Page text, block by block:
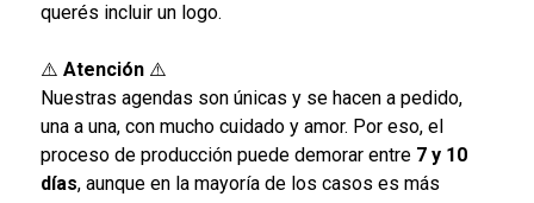
querés incluir un logo.
⚠️ Atención⚠️
Nuestras agendas son únicas y se hacen a pedido,
una a una, con mucho cuidado y amor. Por eso, el
proceso de producción puede demorar entre 7 y 10
días, aunque en la mayoría de los casos es más